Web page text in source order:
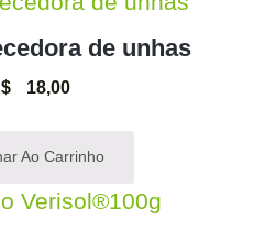
de unhas
18,00
Ao Carrinho